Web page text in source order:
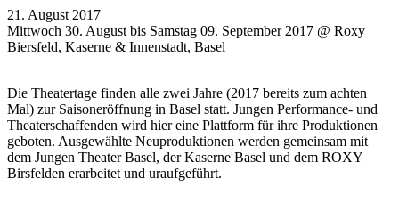
21. August 2017
Mittwoch 30. August bis Samstag 09. September 2017 @ Roxy
Biersfeld, Kaserne & Innenstadt, Basel
Die Theatertage finden alle zwei Jahre (2017 bereits zum achten
Mal) zur Saisoneröffnung in Basel statt. Jungen Performance- und
Theaterschaffenden wird hier eine Plattform für ihre Produktionen
geboten. Ausgewählte Neuproduktionen werden gemeinsam mit
dem Jungen Theater Basel, der Kaserne Basel und dem ROXY
Birsfelden erarbeitet und uraufgeführt.